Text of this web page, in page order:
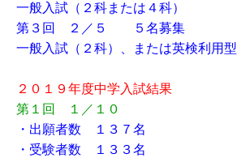
一般入試（２科または４科）
第３回 ２／５ ５名募集
一般入試（２科）、または英検利用型
２０１９年度中学入試結果
第１回 １／１０
・出願者数 １３７名
・受験者数 １３３名